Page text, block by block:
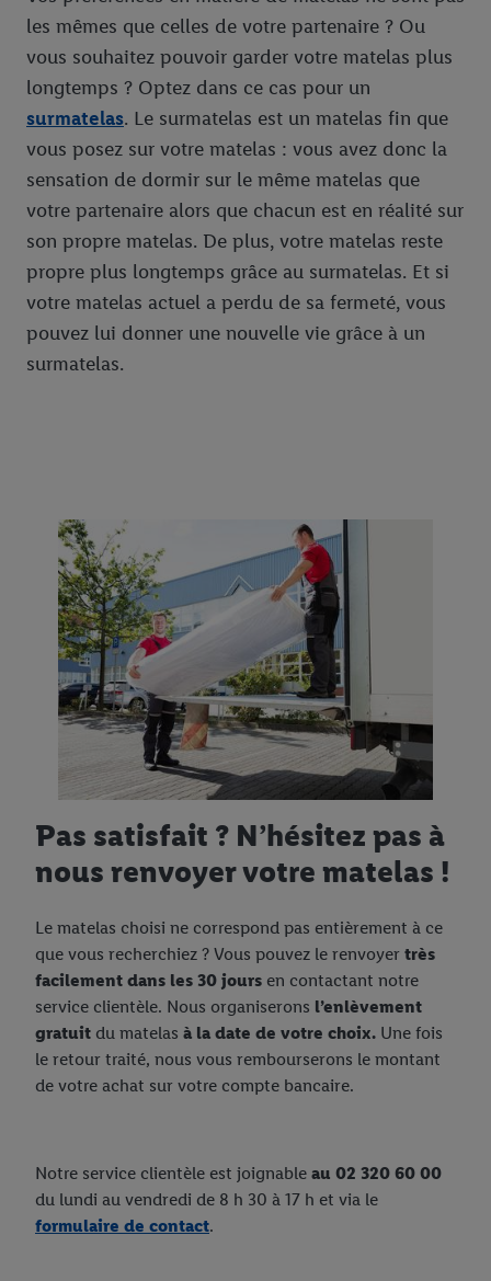
les mêmes que celles de votre partenaire ? Ou
vous souhaitez pouvoir garder votre matelas plus
longtemps ? Optez dans ce cas pour un
surmatelas. Le surmatelas est un matelas fin que
vous posez sur votre matelas : vous avez donc la
sensation de dormir sur le même matelas que
votre partenaire alors que chacun est en réalité sur
son propre matelas. De plus, votre matelas reste
propre plus longtemps grâce au surmatelas. Et si
votre matelas actuel a perdu de sa fermeté, vous
pouvez lui donner une nouvelle vie grâce à un
surmatelas.
Pas satisfait ? N’hésitez pas à
nous renvoyer votre matelas !
Le matelas choisi ne correspond pas entièrement à ce
que vous recherchiez ? Vous pouvez le renvoyer très
facilement dans les 30 jours en contactant notre
service clientèle. Nous organiserons l’enlèvement
gratuit du matelas à la date de votre choix. Une fois
le retour traité, nous vous rembourserons le montant
de votre achat sur votre compte bancaire.
Notre service clientèle est joignable au 02 320 60 00
du lundi au vendredi de 8 h 30 à 17 h et via le
formulaire de contact.